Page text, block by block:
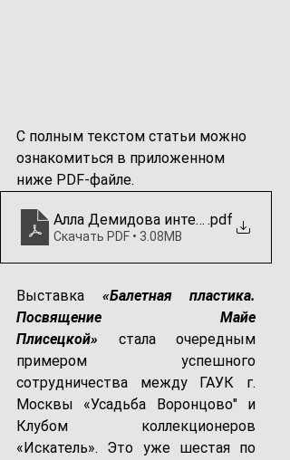
С полным текстом статьи можно
ознакомиться в приложенном
ниже PDF-файле.
Алла Демидова интервью в
.pdf
Скачать PDF • 3.08MB
Выставка «Балетная пластика.
Посвящение Майе
Плисецкой»
стала очередным
примером успешного
сотрудничества между ГАУК г.
Москвы «Усадьба Воронцово" и
Клубом коллекционеров
«Искатель». Это уже шестая по